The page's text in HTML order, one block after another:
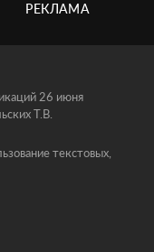
РЕКЛАМА
26 июня
Т.В.
текстовых,